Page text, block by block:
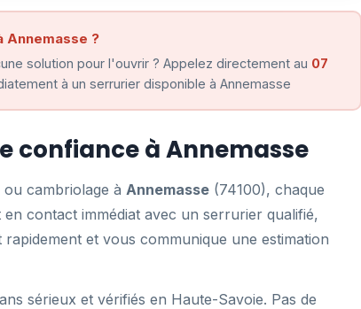
Annemasse ?
solution pour l'ouvrir ? Appelez directement au 07
à un serrurier disponible à Annemasse
confiance à Annemasse
cambriolage à Annemasse (74100), chaque
contact immédiat avec un serrurier qualifié,
et vous communique une estimation
sérieux et vérifiés en Haute-Savoie. Pas de